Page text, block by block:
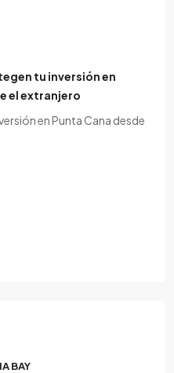
tu inversión en
el extranjero
en Punta Cana desde
BAY